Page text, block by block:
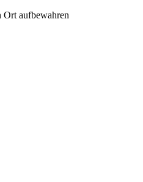
Ort aufbewahren